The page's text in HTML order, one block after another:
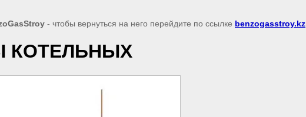
- чтобы вернуться на него перейдите по ссылке benzogasstroy.kz
КОТЕЛЬНЫХ